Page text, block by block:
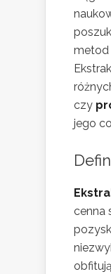
metod
czy
jego
cenna